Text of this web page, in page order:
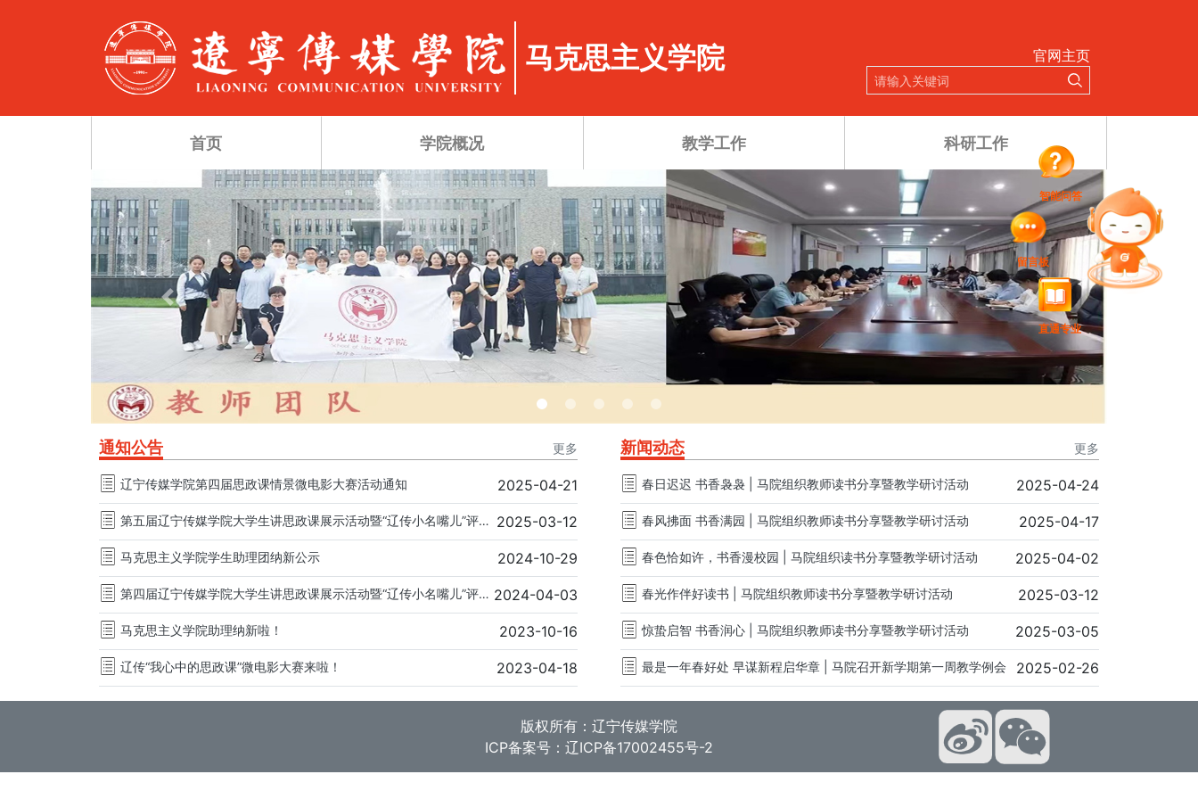
马克思主义学院 官网主页
首页 学院概况 教学工作 科研工作
Previous Next
通知公告 更多
辽宁传媒学院第四届思政课情景微电影大赛活动通知 2025-04-21
第五届辽宁传媒学院大学生讲思政课展示活动暨“辽传小名嘴儿”评选活动方案 2025-03-12
马克思主义学院学生助理团纳新公示 2024-10-29
第四届辽宁传媒学院大学生讲思政课展示活动暨“辽传小名嘴儿”评选活动方案 2024-04-03
马克思主义学院助理纳新啦！ 2023-10-16
辽传“我心中的思政课”微电影大赛来啦！ 2023-04-18
新闻动态 更多
春日迟迟 书香袅袅 | 马院组织教师读书分享暨教学研讨活动 2025-04-24
春风拂面 书香满园 | 马院组织教师读书分享暨教学研讨活动 2025-04-17
春色恰如许，书香漫校园 | 马院组织读书分享暨教学研讨活动 2025-04-02
春光作伴好读书 | 马院组织教师读书分享暨教学研讨活动 2025-03-12
惊蛰启智 书香润心 | 马院组织教师读书分享暨教学研讨活动 2025-03-05
最是一年春好处 早谋新程启华章 | 马院召开新学期第一周教学例会 2025-02-26
版权所有：辽宁传媒学院
ICP备案号：辽ICP备17002455号-2
智能问答
留言板
直通专业